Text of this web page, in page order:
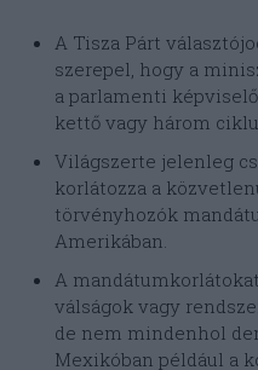
A Tisza Párt
szerepel, hogy a
a parlamenti
kettő vagy három
Világszerte jelenleg
korlátozza a
törvényhozók
Amerikában.
A
válságok vagy
de nem mindenhol
Mexikóban például a